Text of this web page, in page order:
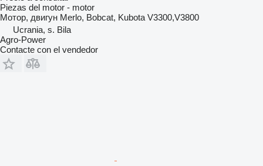
Piezas del motor - motor
Мотор, двигун Merlo, Bobcat, Kubota V3300,V3800
Ucrania, s. Bila
Agro-Power
Contacte con el vendedor